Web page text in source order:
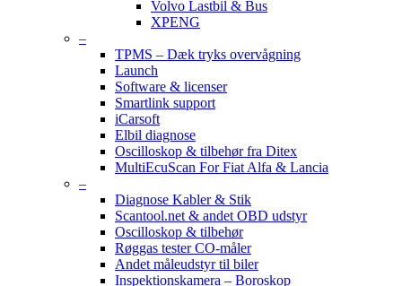
Volvo Lastbil & Bus
XPENG
–
TPMS – Dæk tryks overvågning
Launch
Software & licenser
Smartlink support
iCarsoft
Elbil diagnose
Oscilloskop & tilbehør fra Ditex
MultiEcuScan For Fiat Alfa & Lancia
–
Diagnose Kabler & Stik
Scantool.net & andet OBD udstyr
Oscilloskop & tilbehør
Røggas tester CO-måler
Andet måleudstyr til biler
Inspektionskamera – Boroskop